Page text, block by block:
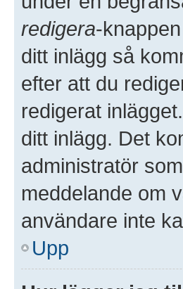
redigera-
ditt inlägg så
efter att du
redigerat
ditt inlägg. Det
administratör
meddelande om
användare inte
Upp